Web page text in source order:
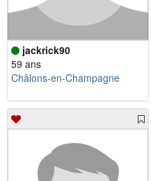
jackrick90
59 ans
Châlons-en-Champagne